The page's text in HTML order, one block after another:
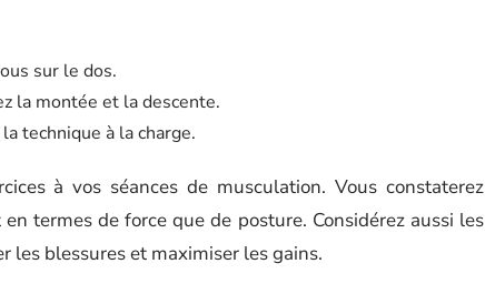
sur le dos.
la montée et la descente.
technique à la charge.
à vos séances de musculation. Vous constaterez
termes de force que de posture. Considérez aussi les
les blessures et maximiser les gains.